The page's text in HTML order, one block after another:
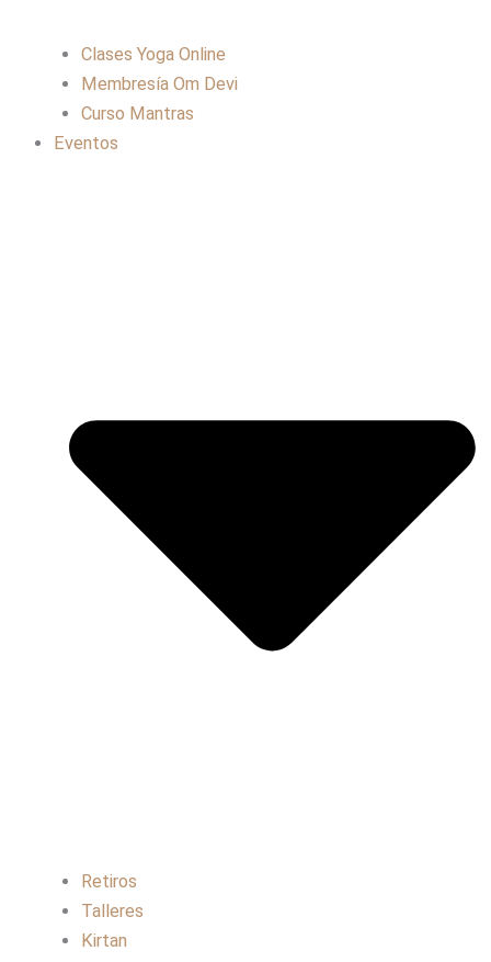
Clases Yoga Online
Membresía Om Devi
Curso Mantras
Eventos
Retiros
Talleres
Kirtan